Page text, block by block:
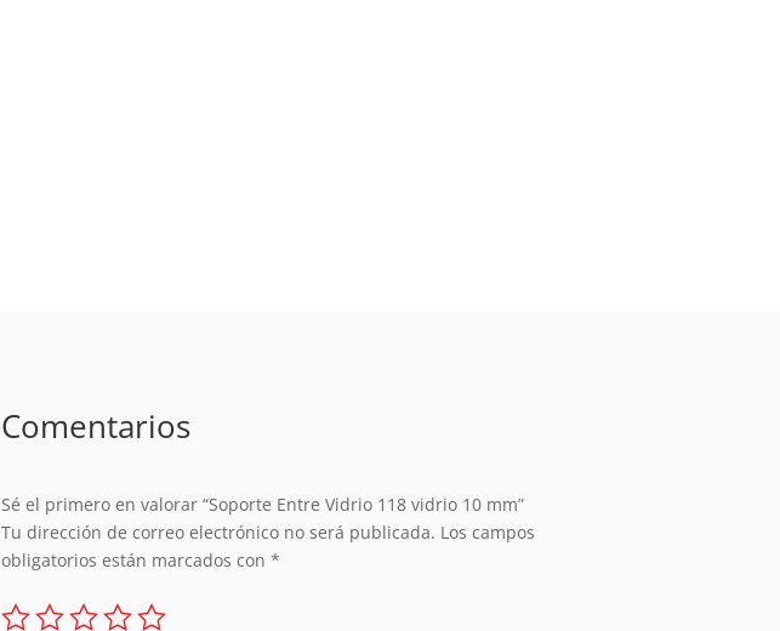
Comentarios
Sé el primero en valorar “Soporte Entre Vidrio 118 vidrio 10 mm”
Tu dirección de correo electrónico no será publicada. Los campos
obligatorios están marcados con *